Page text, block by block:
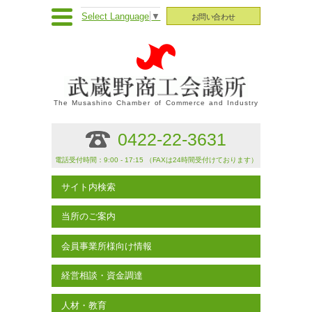
お問い合わせ
Select Language ▼
The Musashino Chamber of Commerce and Industry
0422-22-3631
電話受付時間：9:00 - 17:15 （FAXは24時間受付けております）
サイト内検索
当所のご案内
会員事業所様向け情報
経営相談・資金調達
人材・教育